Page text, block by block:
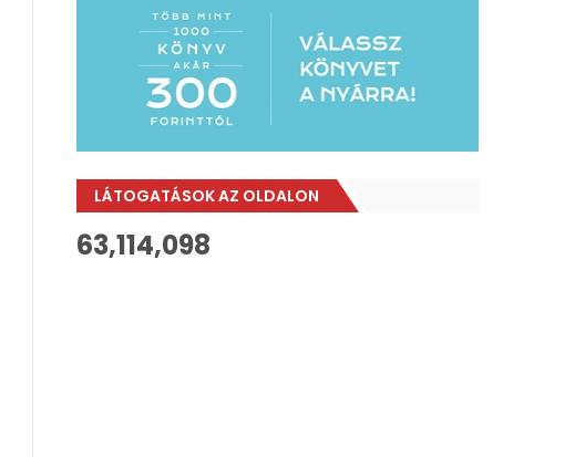
LÁTOGATÁSOK AZ OLDALON
63,114,098